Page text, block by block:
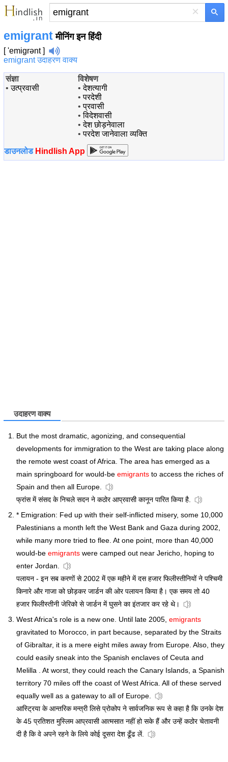
×
emigrant मीनिंग इन हिंदी
[ 'emigrənt ]
emigrant उदाहरण वाक्य
संज्ञा
•उत्प्रवासी
विशेषण
•देशत्यागी
•परदेशी
•प्रवासी
•विदेशवासी
•देश छोड़नेवाला
•परदेश जानेवाला व्यक्ति
डाउनलोड Hindlish App
उदाहरण वाक्य
But the most dramatic, agonizing, and consequential
developments for immigration to the West are taking place along
the remote west coast of Africa. The area has emerged as a
main springboard for would-be emigrants to access the riches of
Spain and then all Europe.
फ्रांस में संसद के निचले सदन ने कठोर आप्रवासी कानून पारित किया है.
* Emigration: Fed up with their self-inflicted misery, some 10,000
Palestinians a month left the West Bank and Gaza during 2002,
while many more tried to flee. At one point, more than 40,000
would-be emigrants were camped out near Jericho, hoping to
enter Jordan.
पलायन - इन सब करणों से 2002 में एक महीने में दस हजार फिलीस्तीनियों ने पश्चिमी
किनारे और गाजा को छोड़कर जार्डन की ओर पलायन किया है। एक समय तो 40
हजार फिलीस्तीनी जेरिको से जार्डन में घुसने का इंतजार कर रहे थे।
West Africa's role is a new one. Until late 2005, emigrants
gravitated to Morocco, in part because, separated by the Straits
of Gibraltar, it is a mere eight miles away from Europe. Also, they
could easily sneak into the Spanish enclaves of Ceuta and
Melilla . At worst, they could reach the Canary Islands, a Spanish
territory 70 miles off the coast of West Africa. All of these served
equally well as a gateway to all of Europe.
आस्ट्रिया के आन्तरिक मन्त्री लिसे प्रोकोप ने सार्वजनिक रूप से कहा है कि उनके देश
के 45 प्रतिशत मुस्लिम आप्रवासी आत्मसात नहीं हो सके हैं और उन्हें कठोर चेतावनी
दी है कि वे अपने रहने के लिये कोई दूसरा देश ढूँढ लें.